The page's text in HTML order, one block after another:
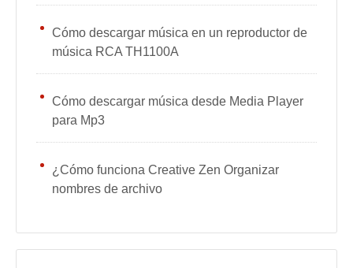
Cómo descargar música en un reproductor de
música RCA TH1100A
Cómo descargar música desde Media Player
para Mp3
¿Cómo funciona Creative Zen Organizar
nombres de archivo